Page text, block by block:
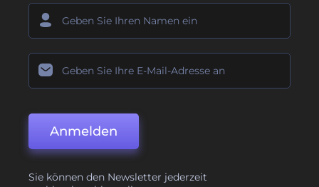
Anmelden
Sie können den Newsletter jederzeit